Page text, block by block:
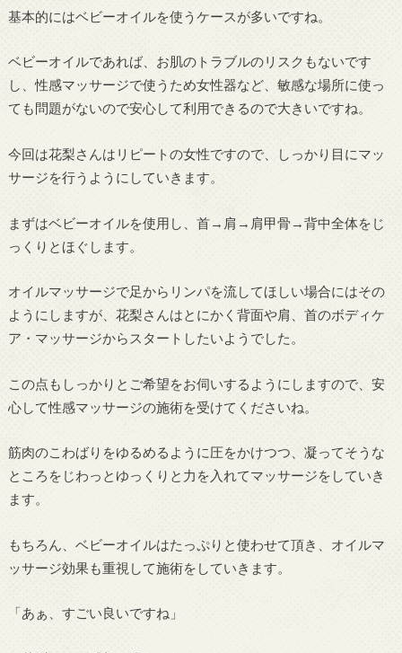
基本的にはベビーオイルを使うケースが多いですね。
ベビーオイルであれば、お肌のトラブルのリスクもないです
し、性感マッサージで使うため女性器など、敏感な場所に使っ
ても問題がないので安心して利用できるので大きいですね。
今回は花梨さんはリピートの女性ですので、しっかり目にマッ
サージを行うようにしていきます。
まずはベビーオイルを使用し、首→肩→肩甲骨→背中全体をじ
っくりとほぐします。
オイルマッサージで足からリンパを流してほしい場合にはその
ようにしますが、花梨さんはとにかく背面や肩、首のボディケ
ア・マッサージからスタートしたいようでした。
この点もしっかりとご希望をお伺いするようにしますので、安
心して性感マッサージの施術を受けてくださいね。
筋肉のこわばりをゆるめるように圧をかけつつ、凝ってそうな
ところをじわっとゆっくりと力を入れてマッサージをしていき
ます。
もちろん、ベビーオイルはたっぷりと使わせて頂き、オイルマ
ッサージ効果も重視して施術をしていきます。
「あぁ、すごい良いですね」